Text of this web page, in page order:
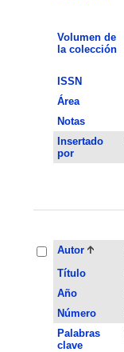
Volumen de
la colección
ISSN
Área
Notas
Insertado
por
Autor
Título
Año
Número
Palabras
clave